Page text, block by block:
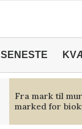
SENESTE
Fra mark til
marked for